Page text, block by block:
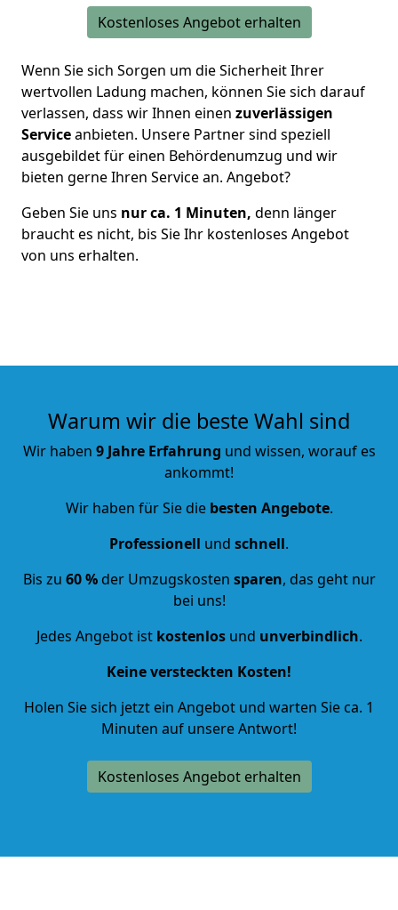
Kostenloses Angebot erhalten
Wenn Sie sich Sorgen um die Sicherheit Ihrer
wertvollen Ladung machen, können Sie sich darauf
verlassen, dass wir Ihnen einen zuverlässigen
Serviceanbieten. Unsere Partner sind speziell
ausgebildet für einen Behördenumzug und wir
bieten gerne Ihren Service an. Angebot?
Geben Sie uns nur ca. 1 Minuten, denn länger
braucht es nicht, bis Sie Ihr kostenloses Angebot
von uns erhalten.
Warum wir die beste Wahl sind
Wir haben 9 Jahre Erfahrung und wissen, worauf es
ankommt!
Wir haben für Sie die besten Angebote.
Professionell und schnell.
Bis zu 60 %der Umzugskosten sparen, das geht nur
bei uns!
Jedes Angebot ist kostenlosund unverbindlich.
Keine versteckten Kosten!
Holen Sie sich jetzt ein Angebot und warten Sie ca. 1
Minuten auf unsere Antwort!
Kostenloses Angebot erhalten